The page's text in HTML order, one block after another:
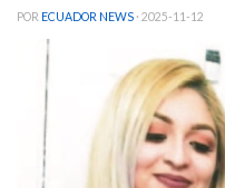
POR ECUADOR NEWS · 2025-11-12